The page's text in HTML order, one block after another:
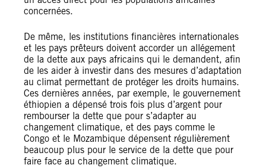
concernées.
De même, les institutions financières internationales
et les pays prêteurs doivent accorder un allégement
de la dette aux pays africains qui le demandent, afin
de les aider à investir dans des mesures d’adaptation
au climat permettant de protéger les droits humains.
Ces dernières années, par exemple, le gouvernement
éthiopien a dépensé trois fois plus d’argent pour
rembourser la dette que pour s’adapter au
changement climatique, et des pays comme le
Congo et le Mozambique dépensent régulièrement
beaucoup plus pour le service de la dette que pour
faire face au changement climatique.